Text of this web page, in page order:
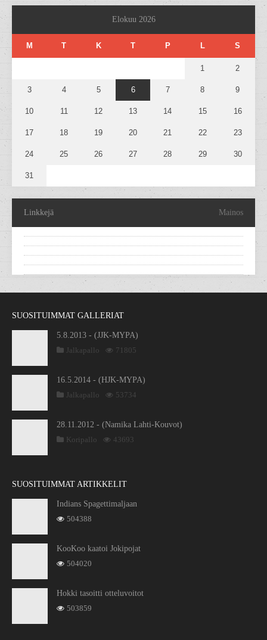
Elokuu 2026
M T K T P L S
1 2
3 4 5 6 7 8 9
10 11 12 13 14 15 16
17 18 19 20 21 22 23
24 25 26 27 28 29 30
31
Linkkejä Mainos
SUOSITUIMMAT GALLERIAT
5.8.2013 - (JJK-MYPA)
Jalkapallo
71805
16.5.2014 - (HJK-MYPA)
Jalkapallo
53734
28.11.2012 - (Namika Lahti-Kouvot)
Koripallo
43693
SUOSITUIMMAT ARTIKKELIT
Indians Spagettimaljaan
504388
KooKoo kaatoi Jokipojat
504020
Hokki tasoitti otteluvoitot
503859